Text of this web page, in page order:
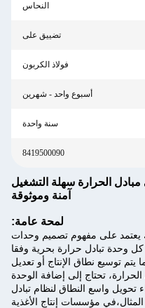
النحاس
تضييق على
فولاذ الكربون
أسبوع واحد - شهرين
سنة واحدة
8419500090
مبادل الحرارة سهلة التشغيل
آمنة وموثوقة
لمحة عامة:
يعتمد على مفهوم تصميم وحدات
وحدة تبادل حرارة بحرية وفقا
يتم توسيع نطاق الإنتاج أو تعديل
الحرارة، تحتاج إلى إضافة الوحدة
تحويل واسع النطاق لنظام تبادل
مؤسسات إنتاج الأغذية